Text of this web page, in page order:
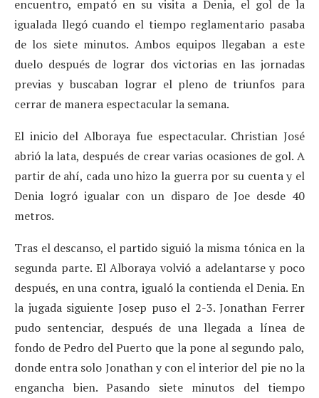
encuentro, empató en su visita a Denia, el gol de la
igualada llegó cuando el tiempo reglamentario pasaba
de los siete minutos. Ambos equipos llegaban a este
duelo después de lograr dos victorias en las jornadas
previas y buscaban lograr el pleno de triunfos para
cerrar de manera espectacular la semana.
El inicio del Alboraya fue espectacular. Christian José
abrió la lata, después de crear varias ocasiones de gol. A
partir de ahí, cada uno hizo la guerra por su cuenta y el
Denia logró igualar con un disparo de Joe desde 40
metros.
Tras el descanso, el partido siguió la misma tónica en la
segunda parte. El Alboraya volvió a adelantarse y poco
después, en una contra, igualó la contienda el Denia. En
la jugada siguiente Josep puso el 2-3. Jonathan Ferrer
pudo sentenciar, después de una llegada a línea de
fondo de Pedro del Puerto que la pone al segundo palo,
donde entra solo Jonathan y con el interior del pie no la
engancha bien. Pasando siete minutos del tiempo